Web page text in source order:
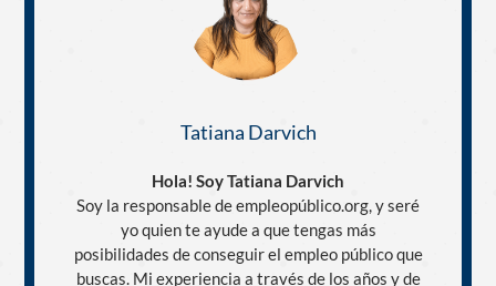
Tatiana Darvich
Hola! Soy Tatiana Darvich
Soy la responsable de empleopúblico.org, y seré
yo quien te ayude a que tengas más
posibilidades de conseguir el empleo público que
buscas. Mi experiencia a través de los años y de